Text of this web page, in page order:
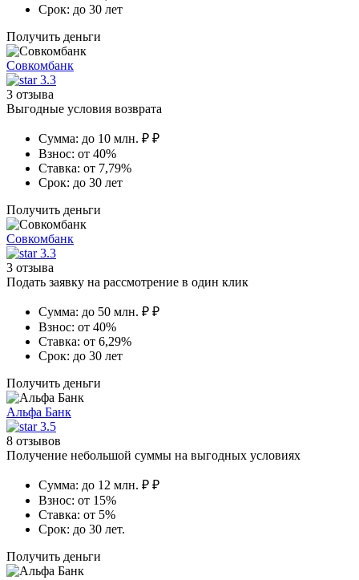
Срок: до 30 лет
Получить деньги
Совкомбанк
3.3
3 отзыва
Выгодные условия возврата
Сумма: до 10 млн. ₽ ₽
Взнос: от 40%
Ставка: от 7,79%
Срок: до 30 лет
Получить деньги
Совкомбанк
3.3
3 отзыва
Подать заявку на рассмотрение в один клик
Сумма: до 50 млн. ₽ ₽
Взнос: от 40%
Ставка: от 6,29%
Срок: до 30 лет
Получить деньги
Альфа Банк
3.5
8 отзывов
Получение небольшой суммы на выгодных условиях
Сумма: до 12 млн. ₽ ₽
Взнос: от 15%
Ставка: от 5%
Срок: до 30 лет.
Получить деньги